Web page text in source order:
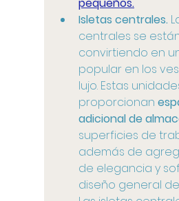
Isletas centrales.
centrales se
convirtiendo en
popular en los
lujo. Estas
proporcionan
adicional de
superficies de
además de
de elegancia y
diseño general